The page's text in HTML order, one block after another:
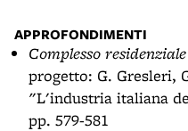
APPROFONDIMENTI
Complesso
progetto: G. Gresleri,
"L'industria italiana
pp. 579-581